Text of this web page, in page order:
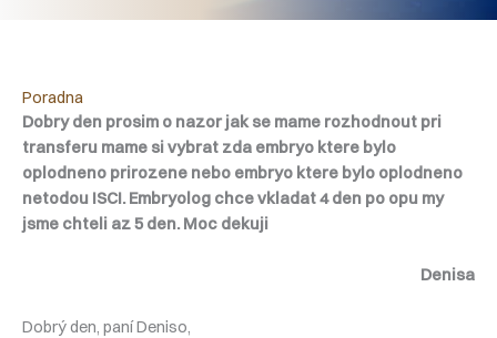
Poradna
Dobry den prosim o nazor jak se mame rozhodnout pri
transferu mame si vybrat zda embryo ktere bylo
oplodneno prirozene nebo embryo ktere bylo oplodneno
netodou ISCI. Embryolog chce vkladat 4 den po opu my
jsme chteli az 5 den. Moc dekuji
Denisa
Dobrý den, paní Deniso,